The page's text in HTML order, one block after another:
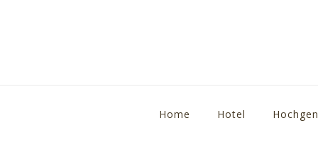
Home Hotel